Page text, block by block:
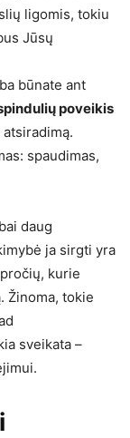
ligomis, tokiu
Jūsų
būnate ant
poveikis
spaudimas,
daug
ja sirgti yra
kurie
Žinoma, tokie
sveikata –